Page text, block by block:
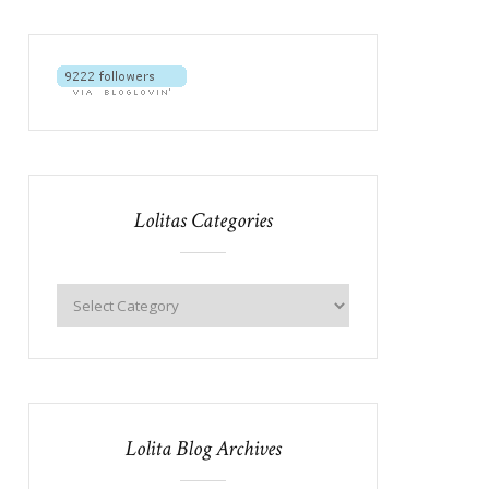
Lolitas Categories
Lolita Blog Archives